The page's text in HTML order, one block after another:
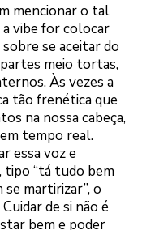
mencionar o tal
vibe for colocar
se aceitar do
meio tortas,
Às vezes a
tão frenética que
na nossa cabeça,
tempo real.
essa voz e
tipo “tá tudo bem
se martirizar”, o
de si não é
bem e poder